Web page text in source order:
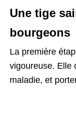
Une tige
bourgeons
La première
vigoureuse. Elle
maladie, et